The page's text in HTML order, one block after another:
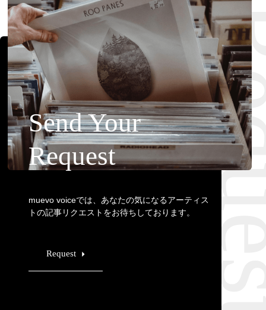
Send Your
Request
muevo voiceでは、あなたの気になるアーティス
トの記事リクエストをお待ちしております。
Request